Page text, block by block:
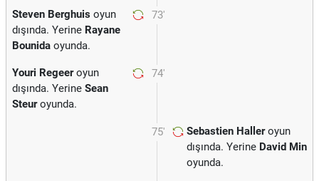
73'
Steven Berghuis oyun
dışında. Yerine Rayane
Bounida oyunda.
74'
Youri Regeeroyun
dışında. Yerine Sean
Steuroyunda.
75' Sebastien Halleroyun
dışında. Yerine David Min
oyunda.